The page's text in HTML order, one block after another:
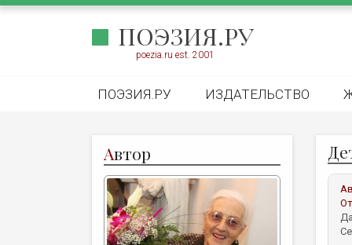
ПОЭЗИЯ.РУ
poezia.ru est. 2001
ПОЭЗИЯ.РУ ИЗДАТЕЛЬСТВО
Автор